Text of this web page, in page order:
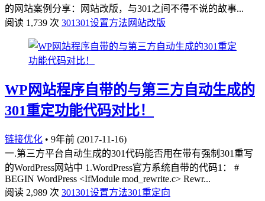
的网站案例分享：网站改版，与301之间不得不说的故事...
阅读 1,739 次 301301设置方法 网站改版
WP网站程序自带的与第三方自动生成的
301重定功能代码对比！
链接优化 • 9年前 (2017-11-16)
一.第三方平台自动生成的301代码能否用在带有强制301重写
的WordPress网站中 1.WordPress官方系统自带的代码1： #
BEGIN WordPress <IfModule mod_rewrite.c> Rewr...
阅读 2,989 次 301301设置方法301重定向